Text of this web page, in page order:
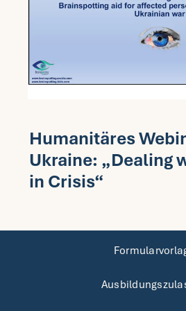
Humanitäres
Ukraine: „Dealing
in Crisis“